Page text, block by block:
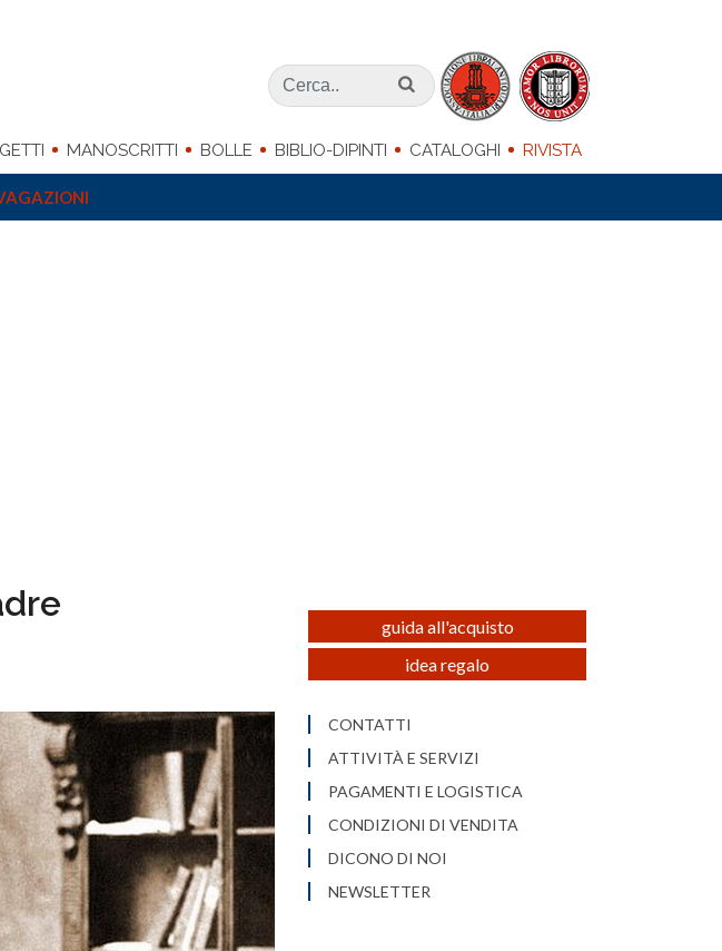
MANOSCRITTI BOLLE BIBLIO-DIPINTI CATALOGHI RIVISTA
guida all'acquisto
idea regalo
CONTATTI
ATTIVITÀ E SERVIZI
PAGAMENTI E LOGISTICA
CONDIZIONI DI VENDITA
DICONO DI NOI
NEWSLETTER